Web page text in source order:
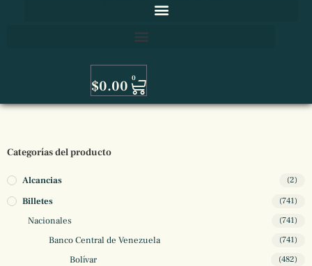
$0.00 0
Categorías del producto
Alcancias (2)
Billetes (741)
Nacionales (741)
Banco Central de Venezuela (741)
Bolívar (482)